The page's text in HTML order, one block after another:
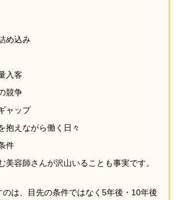
め込み
入客
競争
ャップ
抱えながら働く日々
件
美容師さんが沢山いることも事実です。
のは、目先の条件ではなく5年後・10年後